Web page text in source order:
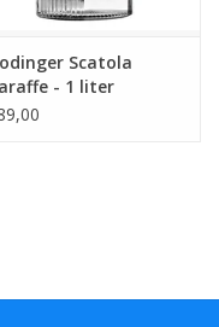
Scatola
- 1 liter